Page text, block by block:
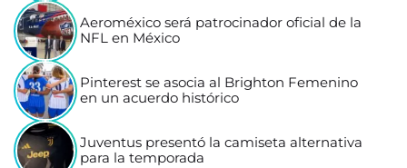
Aeroméxico será patrocinador oficial de la
NFL en México
Pinterest se asocia al Brighton Femenino
en un acuerdo histórico
Juventus presentó la camiseta alternativa
para la temporada